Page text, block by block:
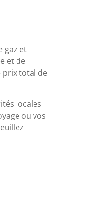
gaz et
et de
prix total de
locales
ou vos